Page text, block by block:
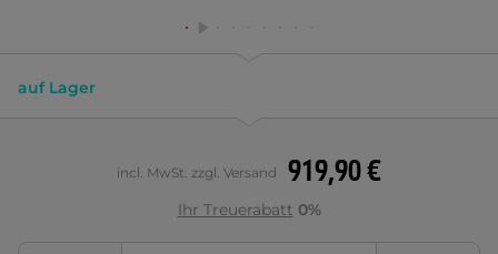
auf Lager
919,90 €
incl. MwSt. zzgl. Versand
Ihr Treuerabatt 0%